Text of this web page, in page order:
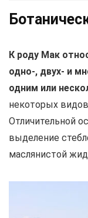
К роду Мак
одно-, двух- и
одним или
некоторых
Отличительной
выделение
маслянистой